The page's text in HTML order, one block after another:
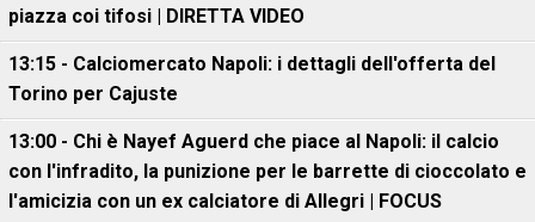
piazza coi tifosi | DIRETTA VIDEO
13:15 - Calciomercato Napoli: i dettagli dell'offerta del
Torino per Cajuste
13:00 - Chi è Nayef Aguerd che piace al Napoli: il calcio
con l'infradito, la punizione per le barrette di cioccolato e
l'amicizia con un ex calciatore di Allegri | FOCUS